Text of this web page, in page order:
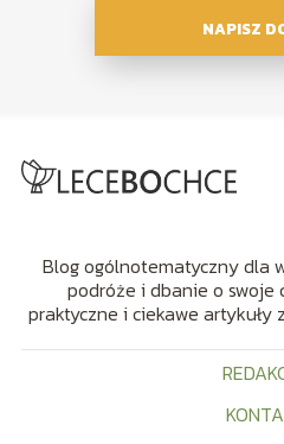
NAPISZ
Blog ogólnotematyczny dla
podróże i dbanie o swoje
praktyczne i ciekawe artykuły